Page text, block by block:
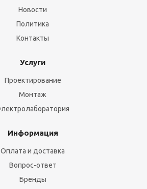
Новости
Политика
Контакты
Услуги
Проектирование
Монтаж
Информация
Оплата и доставка
Вопрос-ответ
Бренды